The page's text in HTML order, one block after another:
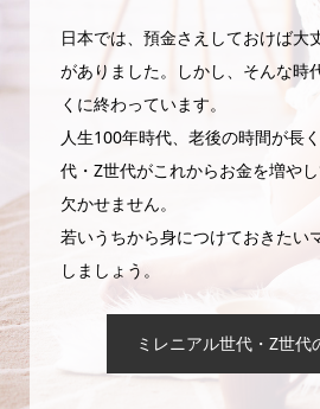
日本では、預金さえしておけば大
がありました。しかし、そんな時
くに終わっています。
人生100年時代、老後の時間が長
代・Z世代がこれからお金を増や
欠かせません。
若いうちから身につけておきたい
しましょう。
ミレニアル世代・Z世代